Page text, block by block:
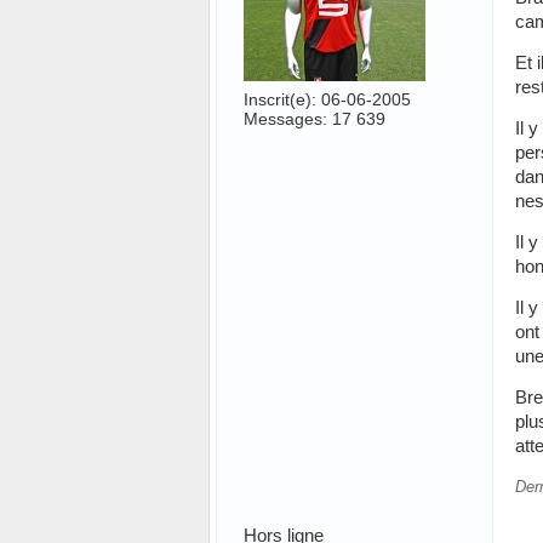
Inscrit(e): 06-06-2005
Messages: 17 639
Et
Il y
Il y
Il y
ont
Hors ligne